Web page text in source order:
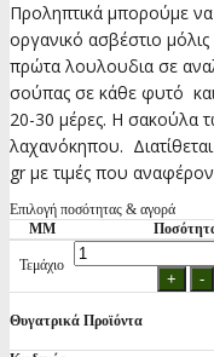
Προληπτικά μπορούμε να
οργανικό ασβέστιο
πρώτα λουλουδια σε
σούπας σε κάθε φυτό
20-30 μέρες. Η σακούλα
λαχανόκηπου.
gr με τιμές που
Επιλογή ποσότητας & αγορά
ΜΜ
Τεμάχιο
Θυγατρικά Προϊόντα